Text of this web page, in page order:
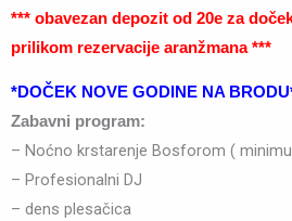
*** obavezan depozit od 20e za
prilikom rezervacije aranžmana ***
*DOČEK NOVE GODINE NA
Zabavni program:
– Noćno krstarenje Bosforom (
– Profesionalni DJ
– dens plesačica